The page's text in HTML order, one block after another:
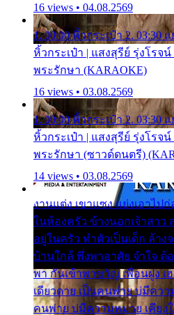
16 views • 04.08.2569
1. 00:00 หิ้วกระเป๋า 2. 03:30
หิ้วกระเป๋า | แสงสุรีย์ รุ่งโรจ
พระรักษา (KARAOKE)
16 views • 03.08.2569
1. 00:00 หิ้วกระเป๋า 2. 03:30
หิ้วกระเป๋า | แสงสุรีย์ รุ่งโรจ
พระรักษา (ซาวด์ดนตรี)
14 views • 03.08.2569
งานแต่ง เขาแซง แย่งเอาไ
ในห้องครัว ข้างนอกเจ้าสาว
อยู่ในครัว ทำตัวเป็นเด็ก ล้าง
บ้านใกล้ พึ่งพาอาศัย จำใจ ต้
พา กันเข้าพาขวัญ เพื่อนฝูง เ
เดียวดาย เป็นคนพ่าย บ่มีควา
คนพ่าย บ่มีความหมาย เคียงใ